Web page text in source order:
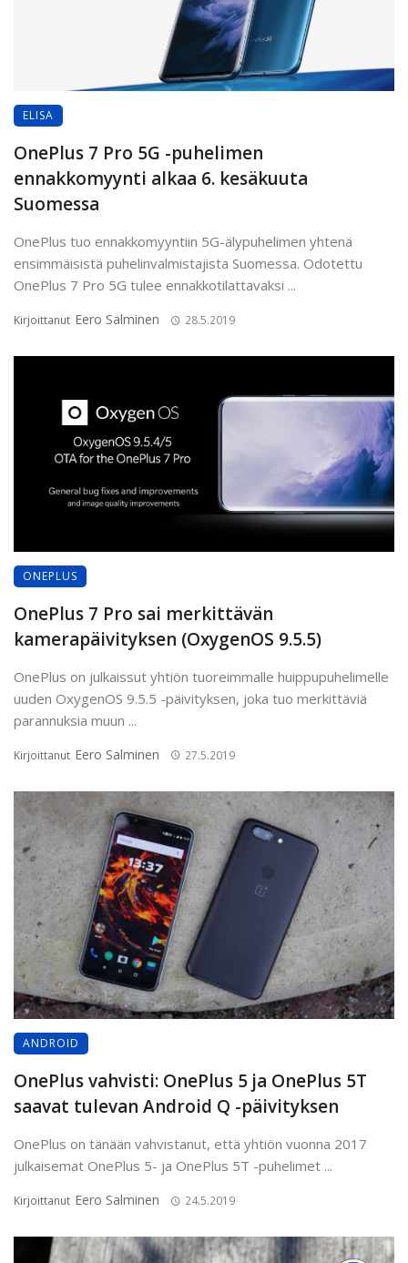
ELISA
OnePlus 7 Pro 5G -puhelimen
ennakkomyynti alkaa 6. kesäkuuta
Suomessa
OnePlus tuo ennakkomyyntiin 5G-älypuhelimen yhtenä
ensimmäisistä puhelinvalmistajista Suomessa. Odotettu
OnePlus 7 Pro 5G tulee ennakkotilattavaksi ...
Kirjoittanut Eero Salminen 28.5.2019
ONEPLUS
OnePlus 7 Pro sai merkittävän
kamerapäivityksen (OxygenOS 9.5.5)
OnePlus on julkaissut yhtiön tuoreimmalle huippupuhelimelle
uuden OxygenOS 9.5.5 -päivityksen, joka tuo merkittäviä
parannuksia muun ...
Kirjoittanut Eero Salminen 27.5.2019
ANDROID
OnePlus vahvisti: OnePlus 5 ja OnePlus 5T
saavat tulevan Android Q -päivityksen
OnePlus on tänään vahvistanut, että yhtiön vuonna 2017
julkaisemat OnePlus 5- ja OnePlus 5T -puhelimet ...
Kirjoittanut Eero Salminen 24.5.2019